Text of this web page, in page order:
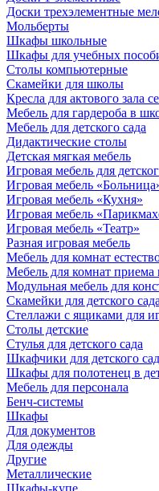
Доски трехэлементные
Мольберты
Шкафы школьные
Шкафы для учебных
Столы компьютерные
Скамейки для школы
Кресла для актового зала
Мебель для гардероба в
Мебель для детского сада
Дидактические столы
Детская мягкая мебель
Игровая мебель для
Игровая мебель
Игровая мебель «Кухня»
Игровая мебель
Игровая мебель «Театр»
Разная игровая мебель
Мебель для комнат
Мебель для комнат
Модульная мебель для
Скамейки для детского сада
Стеллажи с ящиками для
Столы детские
Стулья для детского сада
Шкафчики для детского
Шкафы для полотенец в
Мебель для персонала
Бенч-системы
Шкафы
Для документов
Для одежды
Другие
Металлические
Шкафы-купе